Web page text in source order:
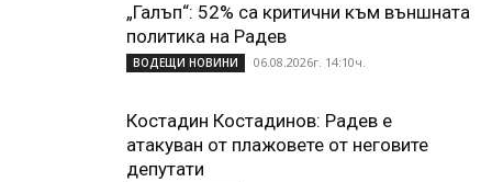
„Галъп“: 52% са критични към външната
политика на Радев
ВОДЕЩИ НОВИНИ 06.08.2026г. 14:10ч.
Костадин Костадинов: Радев е
атакуван от плажoвете от неговите
депутати